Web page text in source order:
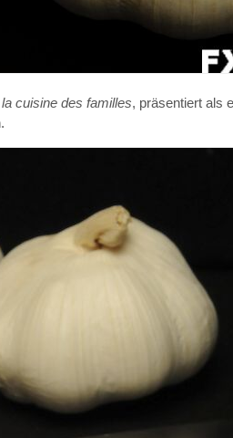
cuisine des familles, präsentiert als